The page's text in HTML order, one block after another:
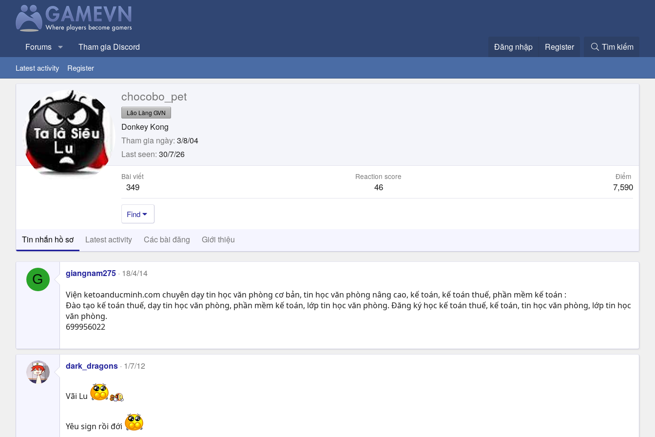
Forums Tham gia Discord Đăng nhập Register Tìm kiếm
Latest activity Register
chocobo_pet
Lão Làng GVN
Donkey Kong
Tham gia ngày 3/8/04
Last seen 30/7/26
Bài viết
349
Reaction score
46
Điểm
7,590
Find
Tin nhắn hồ sơ Latest activity Các bài đăng Giới thiệu
G giangnam275 18/4/14
Viện ketoanducminh.com chuyên dạy tin học văn phòng cơ bản, tin học văn phòng nâng cao, kế toán, kế toán thuế, phần mềm kế toán :
Đào tạo kế toán thuế, dạy tin học văn phòng, phần mềm kế toán, lớp tin học văn phòng. Đăng ký học kế toán thuế, kế toán, tin học văn phòng, lớp tin học
văn phòng.
699956022
dark_dragons 1/7/12
Vãi Lu
Yêu sign rồi đới